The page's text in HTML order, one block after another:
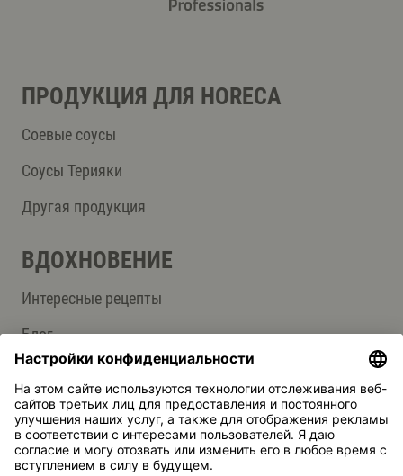
ПРОДУКЦИЯ ДЛЯ HORECA
Соевые соусы
Соусы Терияки
Другая продукция
ВДОХНОВЕНИЕ
Интересные рецепты
Блог
СЛУЖБА ПОДДЕРЖКИ
Контакты
Ответы на вопросы